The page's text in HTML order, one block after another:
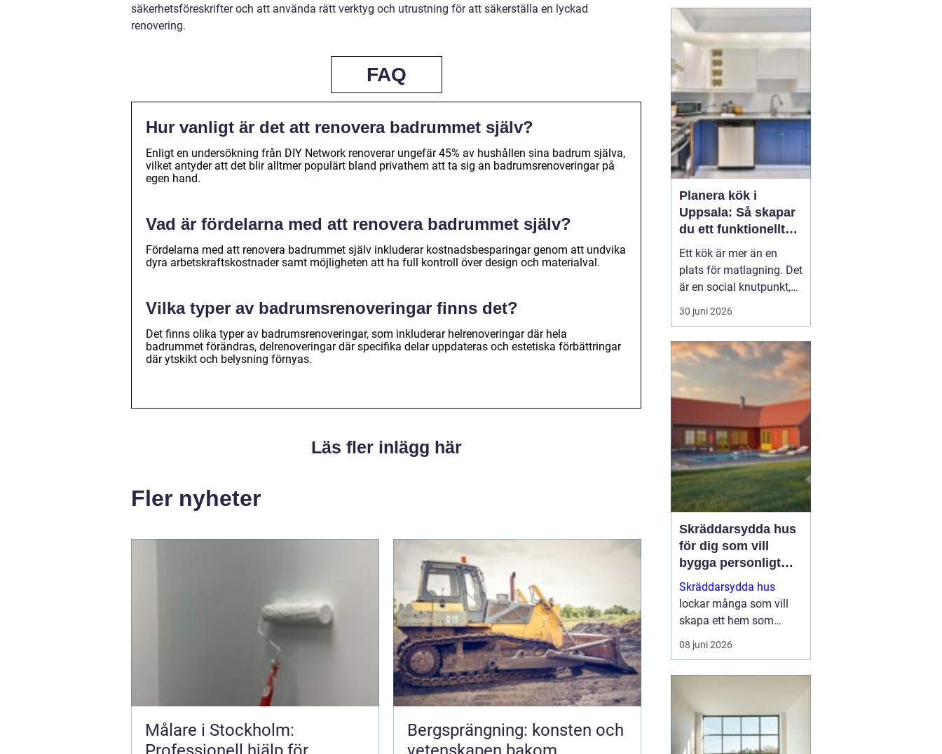
säkerhetsföreskrifter och att använda rätt verktyg och utrustning för att säkerställa en lyckad
renovering.
FAQ
Hur vanligt är det att renovera badrummet själv?
Enligt en undersökning från DIY Network renoverar ungefär 45% av hushållen sina badrum själva,
vilket antyder att det blir alltmer populärt bland privathem att ta sig an badrumsrenoveringar på
egen hand.
Vad är fördelarna med att renovera badrummet själv?
Fördelarna med att renovera badrummet själv inkluderar kostnadsbesparingar genom att undvika
dyra arbetskraftskostnader samt möjligheten att ha full kontroll över design och materialval.
Vilka typer av badrumsrenoveringar finns det?
Det finns olika typer av badrumsrenoveringar, som inkluderar helrenoveringar där hela
badrummet förändras, delrenoveringar där specifika delar uppdateras och estetiska förbättringar
där ytskikt och belysning förnyas.
Läs fler inlägg här
Fler nyheter
Målare i Stockholm:
Bergsprängning: konsten och
kvalitet och ett resultat
som håller i många år.
Med rätt målerifirma kan
du höja värdet på din
bostad, skapa ett
trivsamt ...
Planera kök i
Uppsala: Så skapar
du ett funktionellt
och hållbart kök
Ett kök är mer än en
plats för matlagning. Det
är en social knutpunkt,
en arbetsplats och ofta
hemmets mest använda
ser över sitt kök i
Uppsala handlar det
därför säl...
30 juni 2026
Skräddarsydda hus
för dig som vill
bygga personligt
och hållbart
Skräddarsydda hus
lockar många som vill
skapa ett hem som
verkligen speglar deras
liv, smak och vardag.
genomtä...
08 juni 2026